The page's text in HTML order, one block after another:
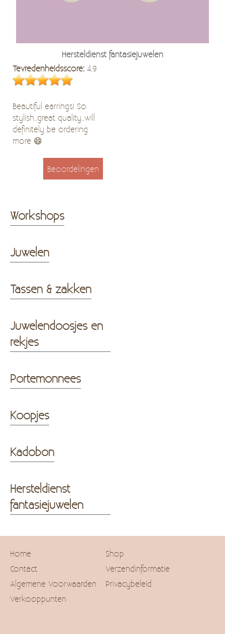
Workshops
Juwelen
Tassen & zakken
Juwelendoosjes en
rekjes
Portemonnees
Koopjes
Kadobon
Hersteldienst
fantasiejuwelen
Hersteldienst fantasiejuwelen
Tevredenheidsscore: 4.9
Beautiful earrings! So
stylish..great quality..will
definitely be ordering
more 😄
Beoordelingen
Home
Shop
Contact
Verzendinformatie
Algemene Voorwaarden
Privacybeleid
Verkooppunten